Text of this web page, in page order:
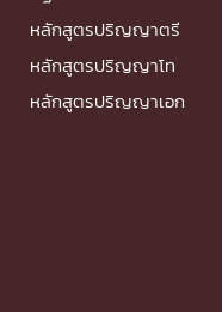
หลักสูตรปริญญาตรี
หลักสูตรปริญญาโท
หลักสูตรปริญญาเอก